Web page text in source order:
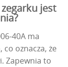
jest
40A ma
oznacza, że
Zapewnia to